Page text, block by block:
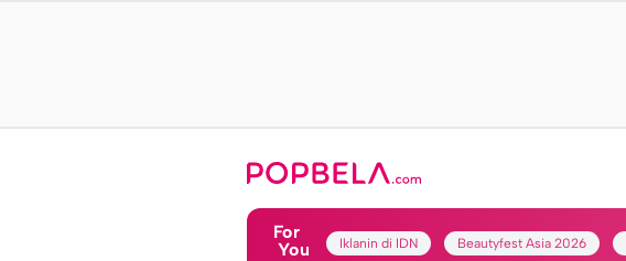
For
You
Iklanin di IDN Beautyfest Asia 2026